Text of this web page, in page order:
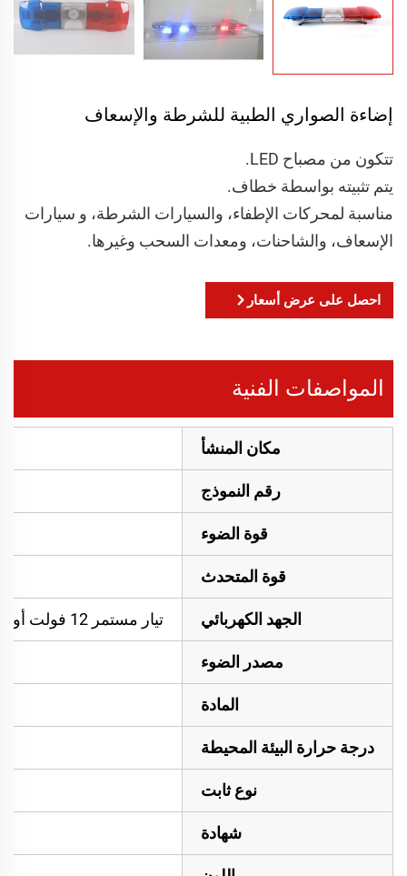
إضاءة الصواري الطبية للشرطة والإسعاف
تتكون من مصباح LED.
يتم تثبيته بواسطة خطاف.
مناسبة لمحركات الإطفاء، والسيارات الشرطة، و سيارات
الإسعاف، والشاحنات، ومعدات السحب وغيرها.
احصل على عرض أسعار
المواصفات الفنية
مكان المنشأ
رقم النموذج
قوة الضوء
قوة المتحدث
الجهد الكهربائي تيار مستمر 12 فولت أو تيار مستمر 24 فولت أو تيار مستمر 12-24 فولت
مصدر الضوء
المادة
درجة حرارة البيئة المحيطة
نوع ثابت
شهادة